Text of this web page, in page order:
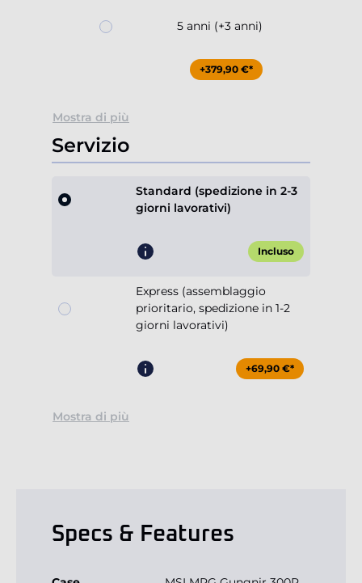
5 anni (+3 anni)
+379,90 €*
Mostra di più
Servizio
Standard (spedizione in 2-3
giorni lavorativi)
Incluso
Express (assemblaggio
prioritario, spedizione in 1-2
giorni lavorativi)
+69,90 €*
Mostra di più
Specs & Features